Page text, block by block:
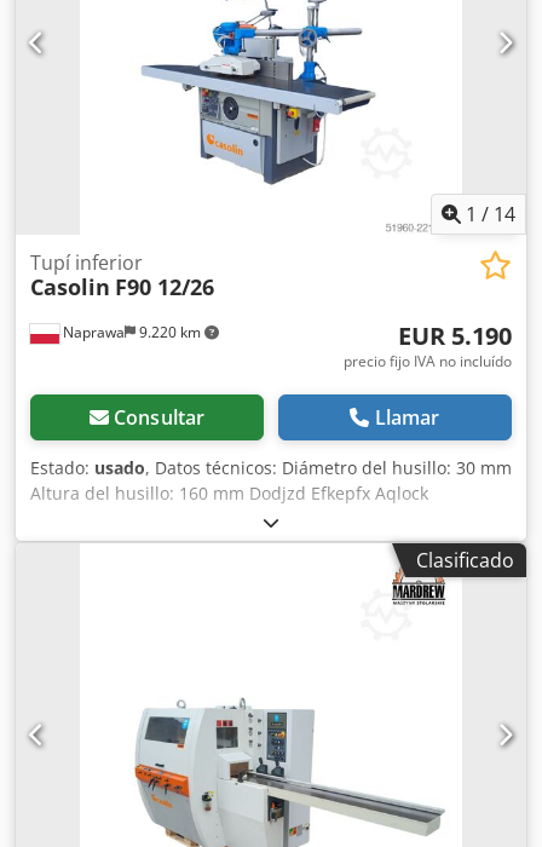
inglés. Además, presenta un pequeño problema con la
palanca de control: funciona y es operativa, pero parece
que su base está dañada y se ha hundido. (foto adjunta).
Precio para exportación; en el país, más IVA. El transporte
corre por cuenta del comprador, y la carga por cuenta del
1 / 14
Naprawa 9.220 km
Tupí inferior
Casolin F90 12/26
EUR 5.190
precio fijo IVA no incluído
Consultar Llamar
Estado: usado, Datos técnicos: Diámetro del husillo: 30 mm
Altura del husillo: 160 mm Dodjzd Efkepfx Aqlock
Velocidades: 3000/4500/6000/8000/10000 rpm Ajuste
manual de la altura del husillo Bloqueo del husillo
Dimensiones de la mesa de trabajo: 2570x840/1120x1670
mm Brazos de soporte ajustables Potencia del motor: 4 kW
Clasificado